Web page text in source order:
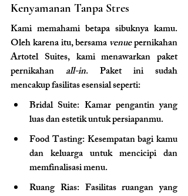
Kenyamanan Tanpa Stres
Kami memahami betapa sibuknya kamu.
Oleh karena itu, bersama venue pernikahan
Artotel Suites, kami menawarkan paket
pernikahan all-in. Paket ini sudah
mencakup fasilitas esensial seperti:
Bridal Suite: Kamar pengantin yang
luas dan estetik untuk persiapanmu.
Food Tasting: Kesempatan bagi kamu
dan keluarga untuk mencicipi dan
memfinalisasi menu.
Ruang Rias: Fasilitas ruangan yang